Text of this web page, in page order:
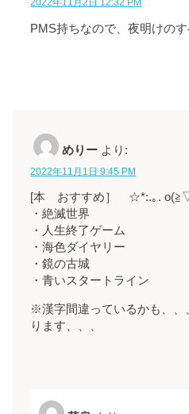
2022年11月2日 12:32 PM
PMS持ちなので、夜明けの
めりー より:
2022年11月1日 9:45 PM
[本 おすすめ］ ☆*:.｡.
・絶滅世界
・人生終了ゲーム
・海色ダイヤリー
・鏡の古城
・青いスタートライン
※漢字間違っているかも、
ります、、、